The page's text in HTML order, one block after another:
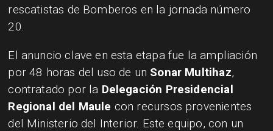
rescatistas de Bomberos en la jornada número
20.
El anuncio clave en esta etapa fue la ampliación
por 48 horas del uso de un Sonar Multihaz,
contratado por la Delegación Presidencial
Regional del Maule con recursos provenientes
del Ministerio del Interior. Este equipo, con un